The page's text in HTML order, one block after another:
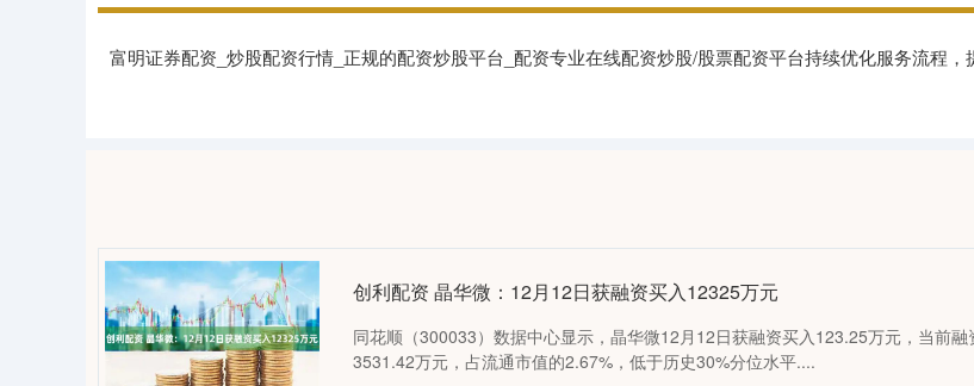
富明证券配资_炒股配资行情_正规的配资炒股平台_配资专业在线配资炒股/股票配资平台持续优化服务流程，
创利配资 晶华微：12月12日获融资买入12325万元
同花顺（300033）数据中心显示，晶华微12月12日获融资买入123.25万元，当前融
3531.42万元，占流通市值的2.67%，低于历史30%分位水平....